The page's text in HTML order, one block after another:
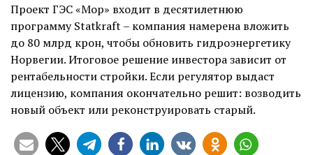
Проект ГЭС «Мор» входит в десятилетнюю
программу Statkraft – компания намерена вложить
до 80 млрд крон, чтобы обновить гидроэнергетику
Норвегии. Итоговое решение инвестора зависит от
рентабельности стройки. Если регулятор выдаст
лицензию, компания окончательно решит: возводить
новый объект или реконструировать старый.